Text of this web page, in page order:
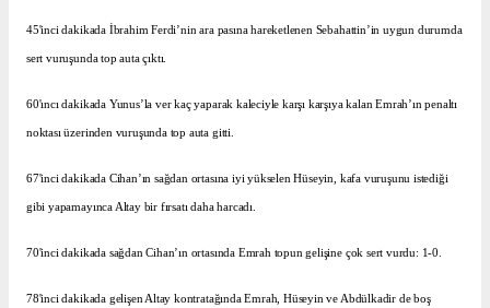
45'inci dakikada İbrahim Ferdi’nin ara pasına hareketlenen Sebahattin’in uygun durumda
sert vuruşunda top auta çıktı.
60'ıncı dakikada Yunus’la ver kaç yaparak kaleciyle karşı karşıya kalan Emrah’ın penaltı
noktası üzerinden vuruşunda top auta gitti.
67'inci dakikada Cihan’ın sağdan ortasına iyi yükselen Hüseyin, kafa vuruşunu istediği
gibi yapamayınca Altay bir fırsatı daha harcadı.
70'inci dakikada sağdan Cihan’ın ortasında Emrah topun gelişine çok sert vurdu: 1-0.
78'inci dakikada gelişen Altay kontratağında Emrah, Hüseyin ve Abdülkadir de boş